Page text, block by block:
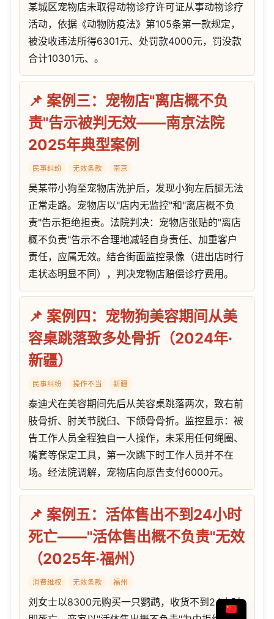
某城区宠物店未取得动物诊疗许可证从事动物诊疗
活动，依据《动物防疫法》第105条第一款规定，
被没收违法所得6301元、处罚款4000元，罚没款
合计10301元、。
📌 案例三：宠物店"离店概不负
责"告示被判无效——南京法院
2025年典型案例
民事纠纷 无效条款 南京
吴某带小狗至宠物店洗护后，发现小狗左后腿无法
正常走路。宠物店以"店内无监控"和"离店概不负
责"告示拒绝担责。法院判决：宠物店张贴的"离店
概不负责"告示不合理地减轻自身责任、加重客户
责任，应属无效。结合街面监控录像（进出店时行
走状态明显不同），判决宠物店赔偿诊疗费用。
📌 案例四：宠物狗美容期间从美
容桌跳落致多处骨折（2024年·
新疆）
民事纠纷 操作不当 新疆
泰迪犬在美容期间先后从美容桌跳落两次，致右前
肢骨折、肘关节脱臼、下颌骨骨折。监控显示：被
告工作人员全程独自一人操作，未采用任何绳圈、
嘴套等保定工具，第一次跳下时工作人员并不在
场。经法院调解，宠物店向原告支付6000元。
📌 案例五：活体售出不到24小时
死亡——"活体售出概不负责"无效
（2025年·福州）
消费维权 无效条款 福州
刘女士以8300元购买一只鹦鹉，收货不到24小时